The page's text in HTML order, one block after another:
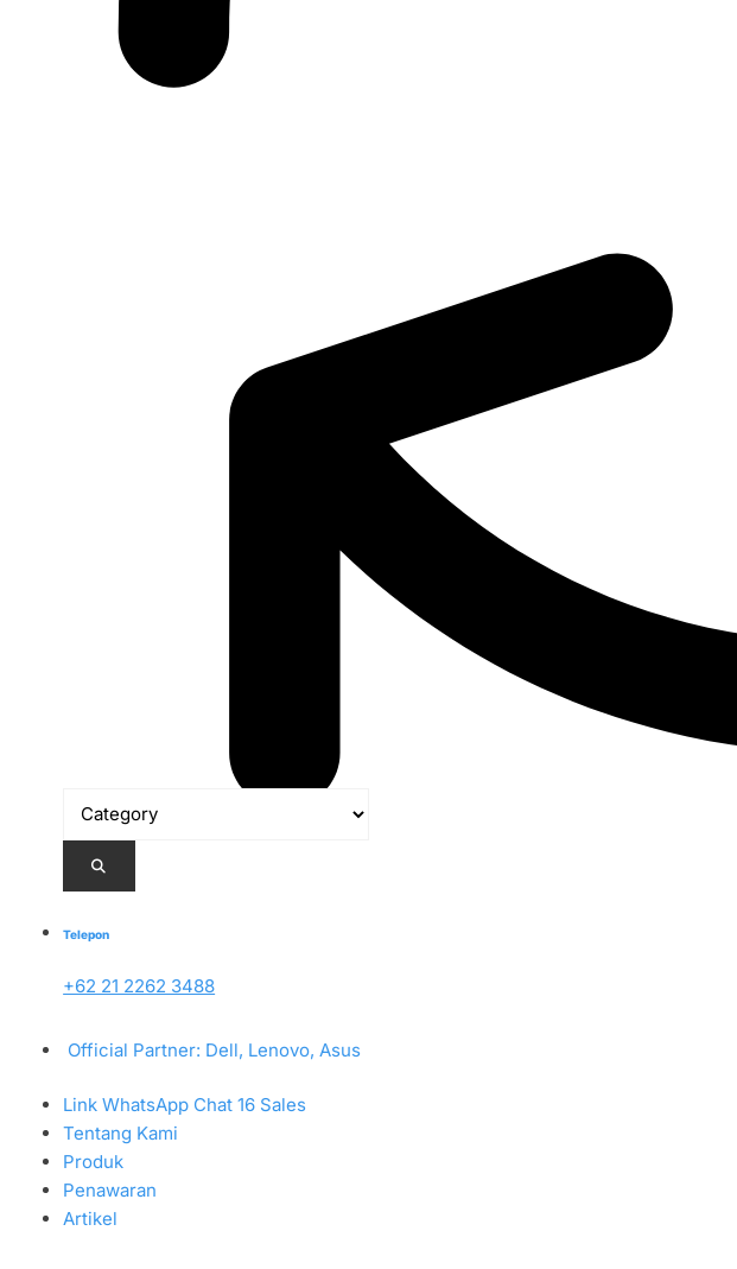
Telepon
+62 21 2262 3488
Official Partner: Dell, Lenovo, Asus
Link WhatsApp Chat 16 Sales
Tentang Kami
Produk
Penawaran
Artikel